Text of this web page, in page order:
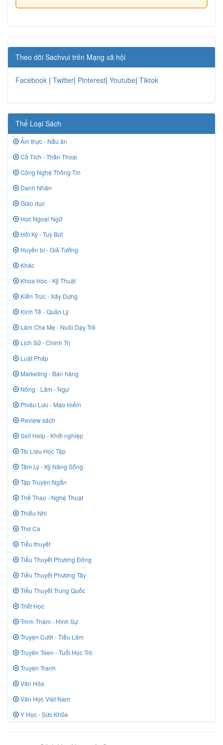
Theo dõi Sachvui trên Mạng xã hội
Facebook | Twitter| Pinterest| Youtube| Tiktok
Thể Loại Sách
Ẩm thực - Nấu ăn
Cổ Tích - Thần Thoại
Công Nghệ Thông Tin
Danh Nhân
Giáo dục
Học Ngoại Ngữ
Hồi Ký - Tuỳ Bút
Huyền bí - Giả Tưởng
Khác
Khoa Học - Kỹ Thuật
Kiến Trúc - Xây Dựng
Kinh Tế - Quản Lý
Làm Cha Mẹ - Nuôi Dạy Trẻ
Lịch Sử - Chính Trị
Luật Pháp
Marketing - Bán hàng
Nông - Lâm - Ngư
Phiêu Lưu - Mạo Hiểm
Review sách
Self Help - Khởi nghiệp
Tài Liệu Học Tập
Tâm Lý - Kỹ Năng Sống
Tập Truyện Ngắn
Thể Thao - Nghệ Thuật
Thiếu Nhi
Thơ Ca
Tiểu thuyết
Tiểu Thuyết Phương Đông
Tiểu Thuyết Phương Tây
Tiểu Thuyết Trung Quốc
Triết Học
Trinh Thám - Hình Sự
Truyện Cười - Tiếu Lâm
Truyên Teen - Tuổi Học Trò
Truyện Tranh
Văn Hóa
Văn Học Việt Nam
Y Học - Sức Khỏe